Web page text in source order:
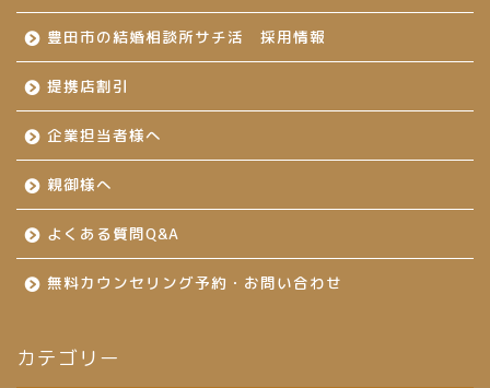
豊田市の結婚相談所サチ活 採用情報
提携店割引
企業担当者様へ
親御様へ
よくある質問Q&A
無料カウンセリング予約・お問い合わせ
カテゴリー